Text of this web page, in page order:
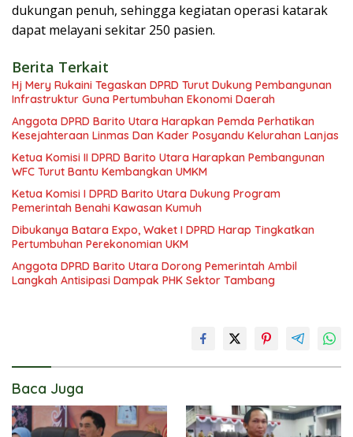
dukungan penuh, sehingga kegiatan operasi katarak
dapat melayani sekitar 250 pasien.
Berita Terkait
Hj Mery Rukaini Tegaskan DPRD Turut Dukung Pembangunan
Infrastruktur Guna Pertumbuhan Ekonomi Daerah
Anggota DPRD Barito Utara Harapkan Pemda Perhatikan
Kesejahteraan Linmas Dan Kader Posyandu Kelurahan Lanjas
Ketua Komisi II DPRD Barito Utara Harapkan Pembangunan
WFC Turut Bantu Kembangkan UMKM
Ketua Komisi I DPRD Barito Utara Dukung Program
Pemerintah Benahi Kawasan Kumuh
Dibukanya Batara Expo, Waket I DPRD Harap Tingkatkan
Pertumbuhan Perekonomian UKM
Anggota DPRD Barito Utara Dorong Pemerintah Ambil
Langkah Antisipasi Dampak PHK Sektor Tambang
Baca Juga